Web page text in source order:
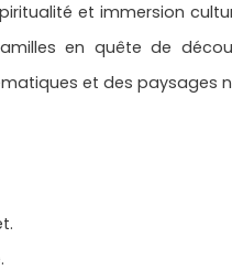
et immersion
en quête de
et des paysages